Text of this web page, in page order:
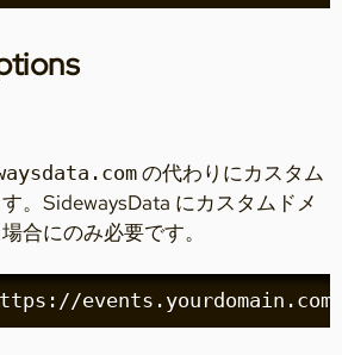
の代わりにカスタム
。SidewaysData にカスタムドメ
合にのみ必要です。